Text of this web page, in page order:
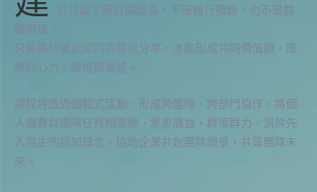
立共識不是討價還價，不是獨行獨斷，也不是群
只有基於彼此認同的意見分享，才能形成共同價值觀，匯
聚向心力，營造歸屬感。
課程将透過體驗式活動，形成跨團隊、跨部門協作，將個
人職責與團隊任務相關聯，集思廣益，群策群力，消除先
入為主的認知理念，協助企業共創團隊願景，共築團隊未
來。